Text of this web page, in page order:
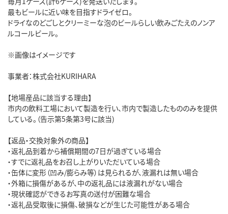
最もビールに近い味を目指すドライゼロ。
ドライなのどごしとクリーミーな泡のビールらしい飲みごたえのノンア
ルコールビール。
※画像はイメージです
事業者：株式会社KURIHARA
【地場産品に該当する理由】
市内の飲料工場において製造を行い、市内で製造したもののみを提供
している。（告示第5条第3号に該当)
【返品・交換対象外の商品】
・返礼品到着から補償期間の7日が過ぎている場合
・すでに返礼品をお召し上がりいただいている場合
・缶体に変形（凹み/膨らみ等）は見られるが、液漏れは無い場合
・外箱に損傷があるが、中の返礼品には液漏れがない場合
・現状確認ができるお写真の送付が困難な場合
・返礼品受取後に損傷、破損などが生じた可能性がある場合